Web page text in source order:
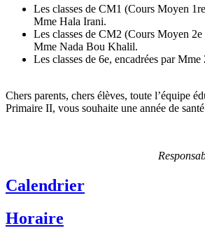
Les classes de CM1 (Cours Moyen
Mme Hala Irani.
Les classes de CM2 (Cours Moyen 2e
Mme Nada Bou Khalil.
Les classes de 6e, encadrées par
Chers parents, chers élèves, toute l’équipe
Primaire II, vous souhaite une année de
Calendrier
Horaire